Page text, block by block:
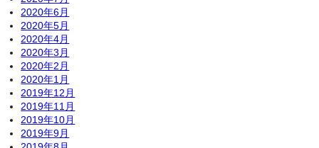
2020年6月
2020年5月
2020年4月
2020年3月
2020年2月
2020年1月
2019年12月
2019年11月
2019年10月
2019年9月